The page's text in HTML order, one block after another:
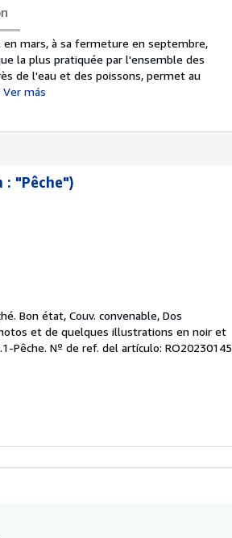
mars, à sa fermeture en septembre,
la plus pratiquée par l'ensemble des
de l'eau et des poissons, permet au
Ver más
"Pêche")
Bon état, Couv. convenable, Dos
et de quelques illustrations en noir et
Pêche. Nº de ref. del artículo: RO20230145